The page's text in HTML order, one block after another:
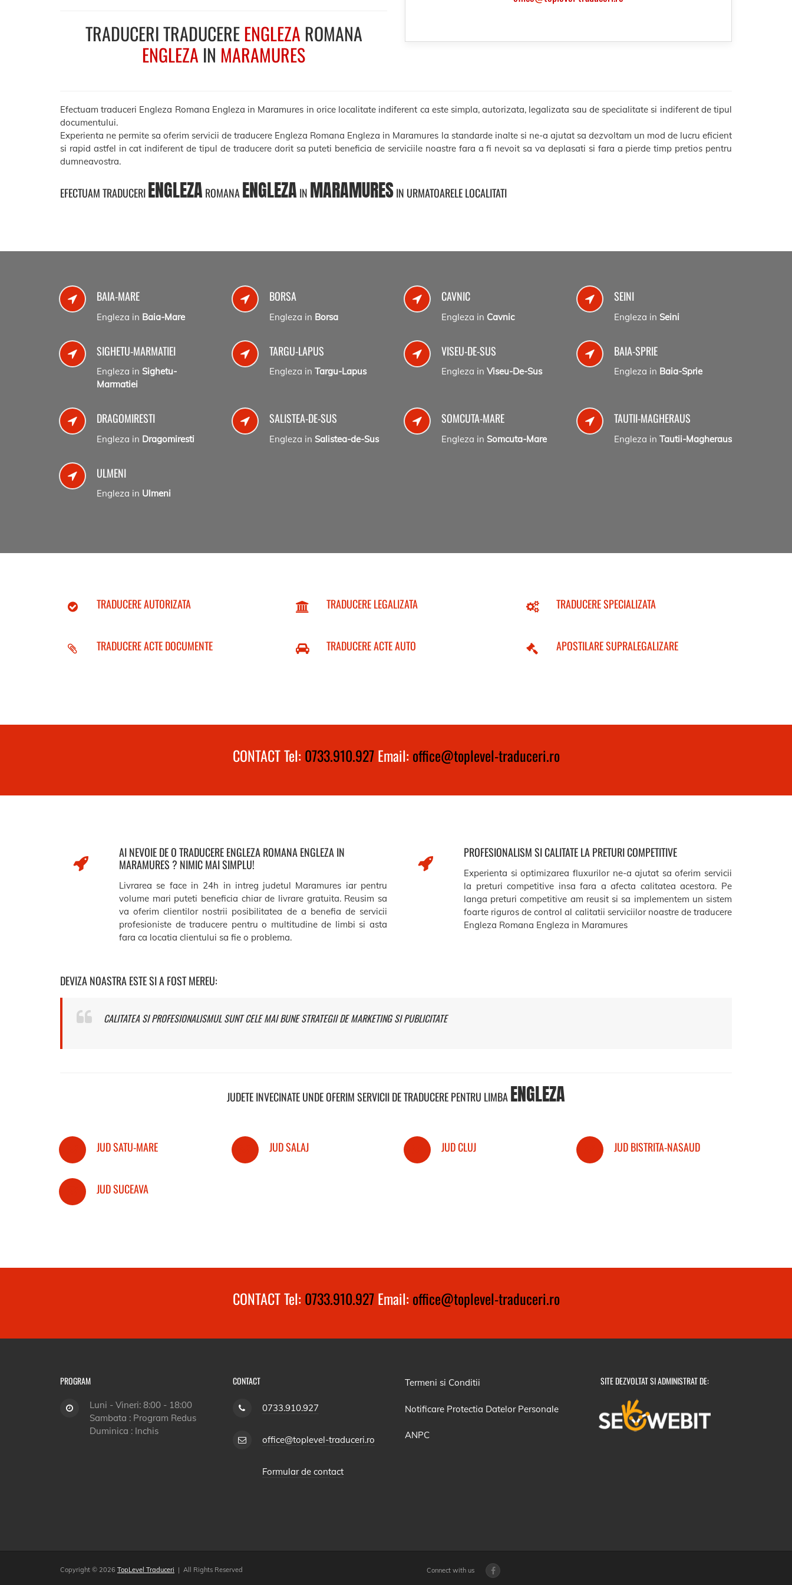
TRADUCERI TRADUCEREENGLEZA ROMANA
ENGLEZA IN MARAMURES
Efectuam traduceri Engleza Romana Engleza in Maramures in orice localitate indiferent ca este simpla, autorizata, legalizata sau de specialitate si indiferent de tipul
documentului.
Experienta ne permite sa oferim servicii de traducere Engleza Romana Engleza in Maramures la standarde inalte si ne-a ajutat sa dezvoltam un mod de lucru eficient
si rapid astfel in cat indiferent de tipul de traducere dorit sa puteti beneficia de serviciile noastre fara a fi nevoit sa va deplasati si fara a pierde timp pretios pentru
dumneavostra.
EFECTUAM TRADUCERIENGLEZA ROMANAENGLEZA IN MARAMURESIN URMATOARELE LOCALITATI
BAIA-MARE
Engleza in Baia-Mare
BORSA
Engleza in Borsa
CAVNIC
Engleza in Cavnic
SEINI
Engleza in Seini
SIGHETU-MARMATIEI
Engleza in Sighetu-
Marmatiei
TARGU-LAPUS
Engleza in Targu-Lapus
VISEU-DE-SUS
Engleza in Viseu-De-Sus
BAIA-SPRIE
Engleza in Baia-Sprie
DRAGOMIRESTI
Engleza in Dragomiresti
SALISTEA-DE-SUS
Engleza in Salistea-de-Sus
SOMCUTA-MARE
Engleza in Somcuta-Mare
TAUTII-MAGHERAUS
Engleza in Tautii-Magheraus
ULMENI
Engleza in Ulmeni
TRADUCERE AUTORIZATA TRADUCERE LEGALIZATA TRADUCERE SPECIALIZATA
TRADUCERE ACTE DOCUMENTE TRADUCERE ACTE AUTO APOSTILARE SUPRALEGALIZARE
CONTACT Tel: 0733.910.927Email: office@toplevel-traduceri.ro
AI NEVOIE DE O TRADUCERE ENGLEZA ROMANA ENGLEZA IN
MARAMURES ? NIMIC MAI SIMPLU!
Livrarea se face in 24h in intreg judetul Maramures iar pentru
volume mari puteti beneficia chiar de livrare gratuita. Reusim sa
va oferim clientilor nostrii posibilitatea de a benefia de servicii
profesioniste de traducere pentru o multitudine de limbi si asta
fara ca locatia clientului sa fie o problema.
PROFESIONALISM SI CALITATE LA PRETURI COMPETITIVE
Experienta si optimizarea fluxurilor ne-a ajutat sa oferim servicii
la preturi competitive insa fara a afecta calitatea acestora. Pe
langa preturi competitive am reusit si sa implementem un sistem
foarte riguros de control al calitatii serviciilor noastre de traducere
Engleza Romana Engleza in Maramures
DEVIZA NOASTRA ESTE SI A FOST MEREU:
CALITATEA SI PROFESIONALISMUL SUNT CELE MAI BUNE STRATEGII DE MARKETING SI PUBLICITATE
JUDETE INVECINATE UNDE OFERIM SERVICII DE TRADUCERE PENTRU LIMBAENGLEZA
JUD SATU-MARE JUD SALAJ JUD CLUJ JUD BISTRITA-NASAUD
JUD SUCEAVA
CONTACT Tel: 0733.910.927Email: office@toplevel-traduceri.ro
PROGRAM
Luni - Vineri: 8:00 - 18:00
Sambata : Program Redus
Duminica : Inchis
CONTACT
0733.910.927
office@toplevel-traduceri.ro
Formular de contact
Termeni si Conditii
Notificare Protectia Datelor Personale
ANPC
SITE DEZVOLTAT SI ADMINISTRAT DE:
Copyright © 2026 TopLevel Traduceri | All Rights Reserved Connect with us